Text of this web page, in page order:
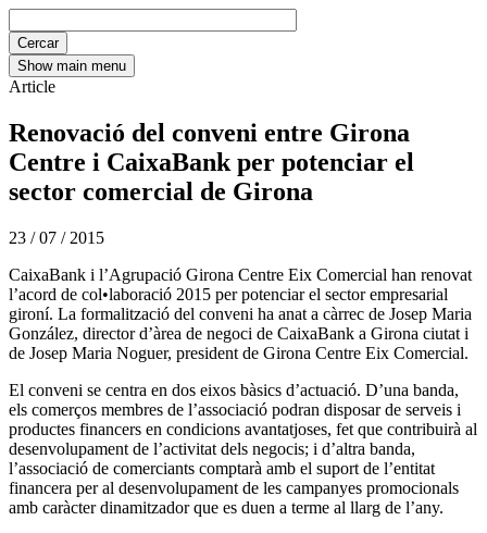
Show main menu
Article
Renovació del conveni entre Girona
Centre i CaixaBank per potenciar el
sector comercial de Girona
23 / 07 / 2015
CaixaBank i l’Agrupació Girona Centre Eix Comercial han renovat
l’acord de col•laboració 2015 per potenciar el sector empresarial
gironí. La formalització del conveni ha anat a càrrec de Josep Maria
González, director d’àrea de negoci de CaixaBank a Girona ciutat i
de Josep Maria Noguer, president de Girona Centre Eix Comercial.
El conveni se centra en dos eixos bàsics d’actuació. D’una banda,
els comerços membres de l’associació podran disposar de serveis i
productes financers en condicions avantatjoses, fet que contribuirà al
desenvolupament de l’activitat dels negocis; i d’altra banda,
l’associació de comerciants comptarà amb el suport de l’entitat
financera per al desenvolupament de les campanyes promocionals
amb caràcter dinamitzador que es duen a terme al llarg de l’any.